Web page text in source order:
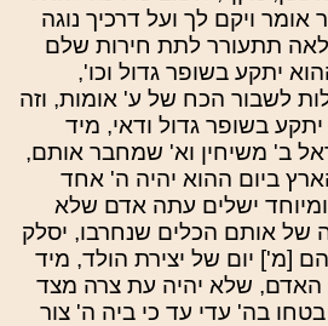
אומר ויקם לך ועל דרכיך נוגה
תתעורר לתת חירות שלם
יתקע בשופר גדול וכו',
לשבור הכח של ע' אומות, וזה
בשופר גדול ודאי, מיד
ב' משיחין וא' שמחבר אותם,
ביום ההוא יהיה ה' אחד
ישלים עתה אדם שלא
של אותם הכלים שנחרבו, יסלק
[מ'] יום של יצירת הולד, מיד
האדם, שלא יהיה עת צרה מצד
בטחו בה' עדי עד כי ביה ה' צור